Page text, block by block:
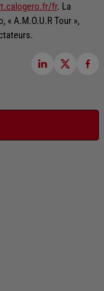
fr. La
« A.M.O.U.R Tour »,